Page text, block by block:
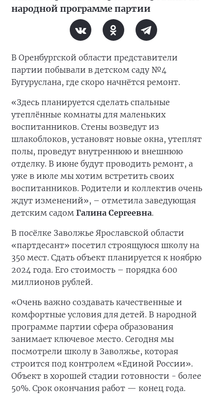
народной программе партии
В Оренбургской области представители
партии побывали в детском саду №4
Бугуруслана, где скоро начнётся ремонт.
«Здесь планируется сделать спальные
утеплённые комнаты для маленьких
воспитанников. Стены возведут из
шлакоблоков, установят новые окна, утеплят
полы, проведут внутреннюю и внешнюю
отделку. В июне будут проводить ремонт, а
уже в июле мы хотим встретить своих
воспитанников. Родители и коллектив очень
ждут изменений», – отметила заведующая
детским садом Галина Сергеевна.
В посёлке Заволжье Ярославской области
«партдесант» посетил строящуюся школу на
350 мест. Сдать объект планируется к ноябрю
2024 года. Его стоимость – порядка 600
миллионов рублей.
«Очень важно создавать качественные и
комфортные условия для детей. В народной
программе партии сфера образования
занимает ключевое место. Сегодня мы
посмотрели школу в Заволжье, которая
строится под контролем «Единой России».
Объект в хорошей стадии готовности - более
50%. Срок окончания работ — конец года.